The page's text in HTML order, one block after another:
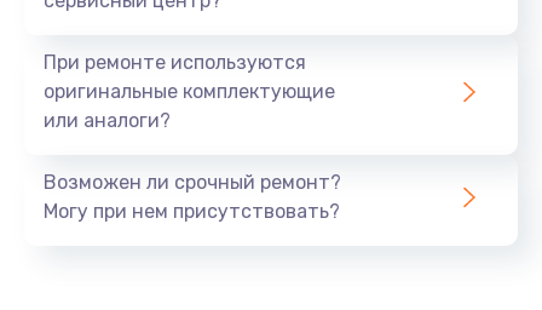
1530 руб.
Замена шлейфа матрицы
При ремонте используются
оригинальные комплектующие
или аналоги?
Возможен ли срочный ремонт?
Могу при нем присутствовать?